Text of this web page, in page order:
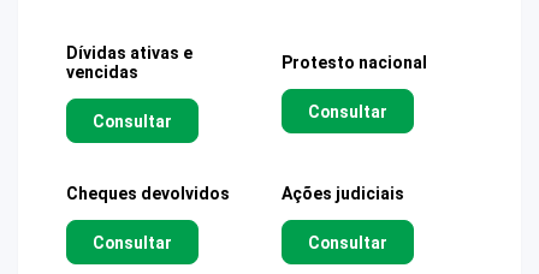
Dívidas ativas e
vencidas
Consultar
Protesto nacional
Consultar
Cheques devolvidos
Consultar
Ações judiciais
Consultar